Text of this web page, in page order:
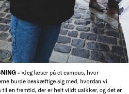
- »Jeg læser på et campus, hvor
burde beskæftige sig med, hvordan vi
til en fremtid, der er helt vildt usikker, og det er